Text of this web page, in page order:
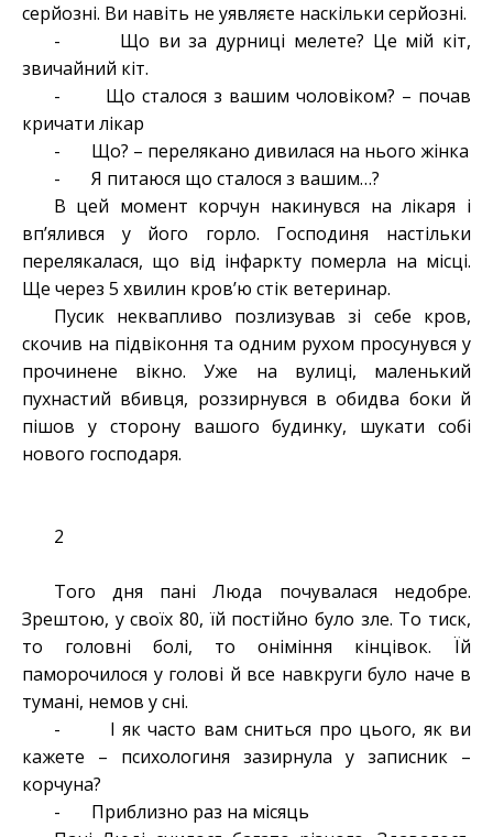
серйозні. Ви навіть не уявляєте наскільки серйозні.
- Що ви за дурниці мелете? Це мій кіт,
звичайний кіт.
- Що сталося з вашим чоловіком? – почав
кричати лікар
- Що? – перелякано дивилася на нього жінка
- Я питаюся що сталося з вашим…?
В цей момент корчун накинувся на лікаря і
вп’ялився у його горло. Господиня настільки
перелякалася, що від інфаркту померла на місці.
Ще через 5 хвилин кров’ю стік ветеринар.
Пусик неквапливо позлизував зі себе кров,
скочив на підвіконня та одним рухом просунувся у
прочинене вікно. Уже на вулиці, маленький
пухнастий вбивця, роззирнувся в обидва боки й
пішов у сторону вашого будинку, шукати собі
нового господаря.
2
Того дня пані Люда почувалася недобре.
Зрештою, у своїх 80, їй постійно було зле. То тиск,
то головні болі, то оніміння кінцівок. Їй
паморочилося у голові й все навкруги було наче в
тумані, немов у сні.
- І як часто вам сниться про цього, як ви
кажете – психологиня зазирнула у записник –
корчуна?
- Приблизно раз на місяць